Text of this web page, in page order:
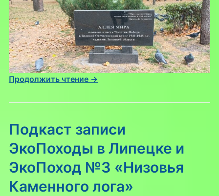
Продолжить чтение →
Подкаст записи
ЭкоПоходы в Липецке и
ЭкоПоход №3 «Низовья
Каменного лога»